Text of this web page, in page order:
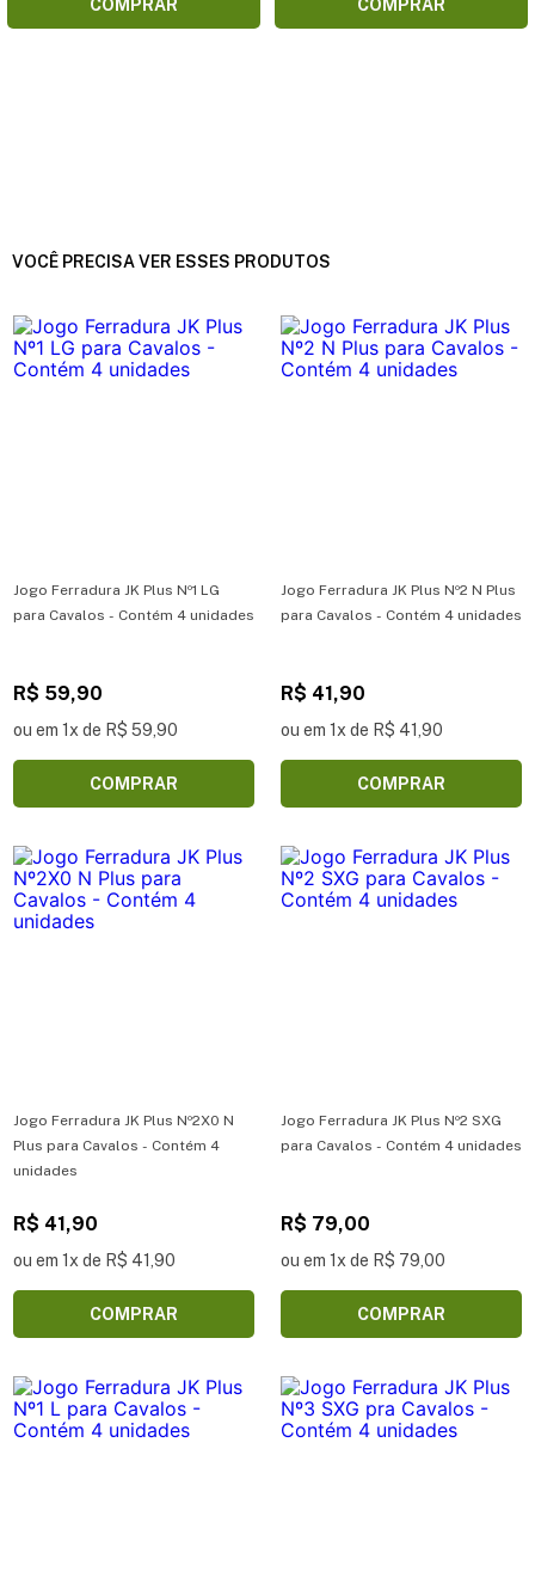
COMPRAR COMPRAR
VOCÊ PRECISA VER ESSES PRODUTOS
Jogo Ferradura JK Plus Nº1 LG
para Cavalos - Contém 4 unidades
R$ 59,90
ou em 1x de R$ 59,90
COMPRAR
Jogo Ferradura JK Plus Nº2 N Plus
para Cavalos - Contém 4 unidades
R$ 41,90
ou em 1x de R$ 41,90
COMPRAR
Jogo Ferradura JK Plus Nº2X0 N
Plus para Cavalos - Contém 4
unidades
R$ 41,90
ou em 1x de R$ 41,90
COMPRAR
Jogo Ferradura JK Plus Nº2 SXG
para Cavalos - Contém 4 unidades
R$ 79,00
ou em 1x de R$ 79,00
COMPRAR